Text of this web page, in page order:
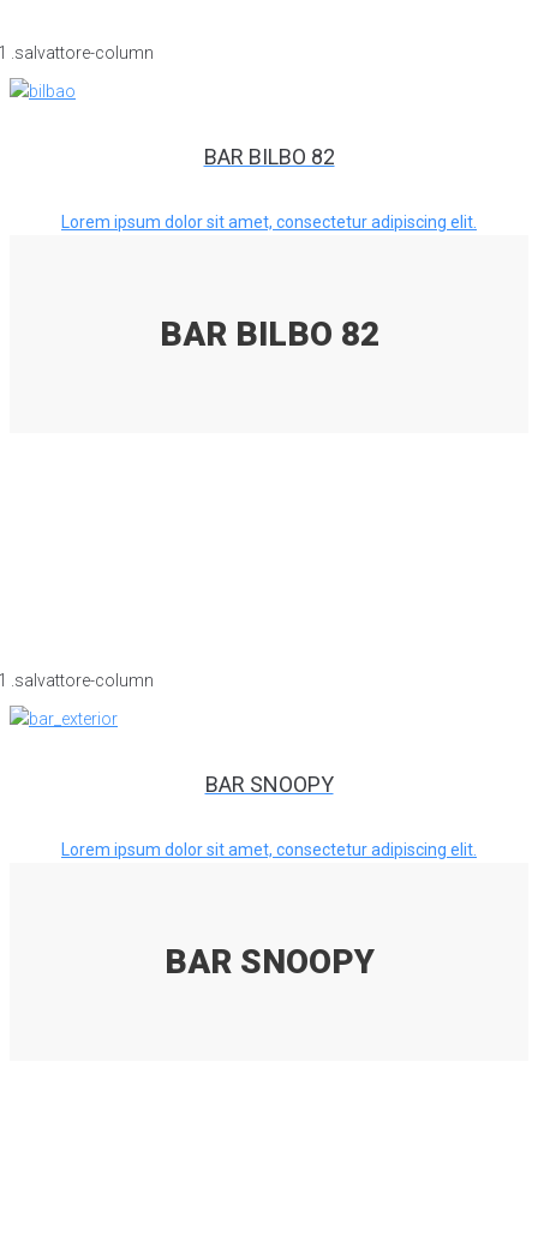
BAR BILBO 82
Lorem ipsum dolor sit amet, consectetur adipiscing elit.
BAR BILBO 82
BAR SNOOPY
Lorem ipsum dolor sit amet, consectetur adipiscing elit.
BAR SNOOPY